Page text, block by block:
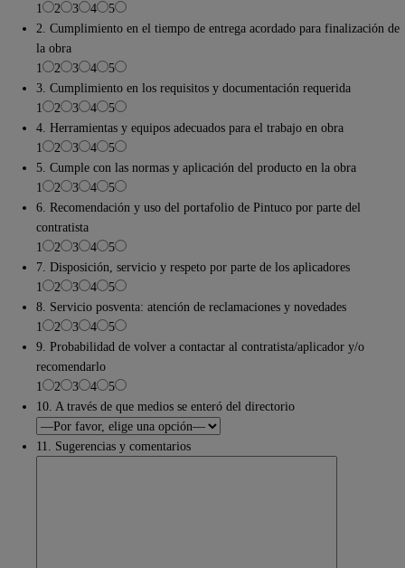
1
2 3 4
5
2. Cumplimiento en el tiempo de entrega acordado para finalización de
la obra
1
2 3 4
5
3. Cumplimiento en los requisitos y documentación requerida
1
2 3 4
5
4. Herramientas y equipos adecuados para el trabajo en obra
1
2 3 4
5
5. Cumple con las normas y aplicación del producto en la obra
1
2 3 4
5
6. Recomendación y uso del portafolio de Pintuco por parte del
contratista
1
2 3 4
5
7. Disposición, servicio y respeto por parte de los aplicadores
1
2 3 4
5
8. Servicio posventa: atención de reclamaciones y novedades
1
2 3 4
5
9. Probabilidad de volver a contactar al contratista/aplicador y/o
recomendarlo
1
2 3 4
5
10. A través de que medios se enteró del directorio
11. Sugerencias y comentarios